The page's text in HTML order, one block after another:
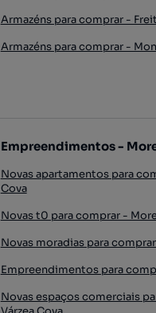
Armazéns para comprar -
Armazéns para comprar -
Empreendimentos -
Novas apartamentos para
Cova
Novas t0 para comprar -
Novas moradias para
Empreendimentos para
Novas espaços comerciais